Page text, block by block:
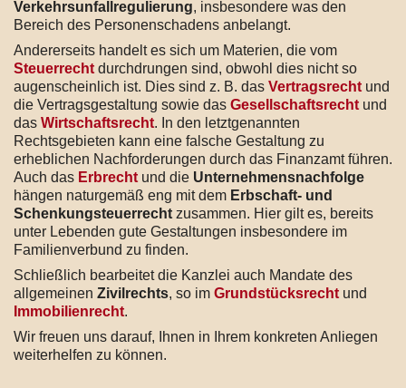
Verkehrsunfallregulierung, insbesondere was den
Bereich des Personenschadens anbelangt.
Andererseits handelt es sich um Materien, die vom
Steuerrecht durchdrungen sind, obwohl dies nicht so
augenscheinlich ist. Dies sind z. B. das Vertragsrecht und
die Vertragsgestaltung sowie das Gesellschaftsrecht und
das Wirtschaftsrecht. In den letztgenannten
Rechtsgebieten kann eine falsche Gestaltung zu
erheblichen Nachforderungen durch das Finanzamt führen.
Auch das Erbrecht und die Unternehmensnachfolge
hängen naturgemäß eng mit dem Erbschaft- und
Schenkungsteuerrecht zusammen. Hier gilt es, bereits
unter Lebenden gute Gestaltungen insbesondere im
Familienverbund zu finden.
Schließlich bearbeitet die Kanzlei auch Mandate des
allgemeinen Zivilrechts, so im Grundstücksrecht und
Immobilienrecht.
Wir freuen uns darauf, Ihnen in Ihrem konkreten Anliegen
weiterhelfen zu können.